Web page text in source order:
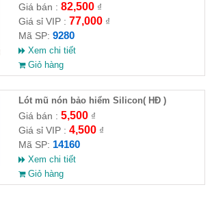
Giá bán : 82,500₫
Giá sỉ VIP : 77,000₫
Mã SP: 9280
Xem chi tiết
Giỏ hàng
Lót mũ nón bảo hiểm Silicon( HĐ )
Giá bán : 5,500₫
Giá sỉ VIP : 4,500₫
Mã SP: 14160
Xem chi tiết
Giỏ hàng